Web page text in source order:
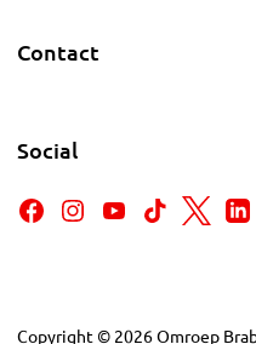
Contact
Social
Copyright © 2026Omroep